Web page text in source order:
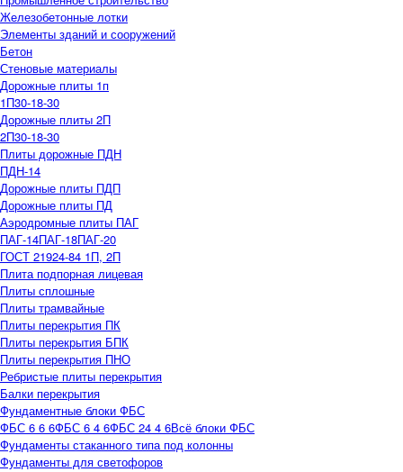
Железобетонные лотки
Элементы зданий и сооружений
Бетон
Стеновые материалы
Дорожные плиты 1п
1П30-18-30
Дорожные плиты 2П
2П30-18-30
Плиты дорожные ПДН
ПДН-14
Дорожные плиты ПДП
Дорожные плиты ПД
Аэродромные плиты ПАГ
ПАГ-14ПАГ-18ПАГ-20
ГОСТ 21924-84 1П, 2П
Плита подпорная лицевая
Плиты сплошные
Плиты трамвайные
Плиты перекрытия ПК
Плиты перекрытия БПК
Плиты перекрытия ПНО
Ребристые плиты перекрытия
Балки перекрытия
Фундаментные блоки ФБС
ФБС 6 6 6ФБС 6 4 6ФБС 24 4 6Всё блоки ФБС
Фундаменты стаканного типа под колонны
Фундаменты для светофоров